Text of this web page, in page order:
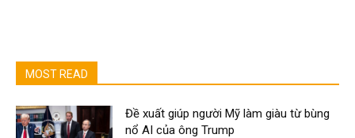
MOST READ
Đề xuất giúp người Mỹ làm giàu từ bùng
nổ AI của ông Trump